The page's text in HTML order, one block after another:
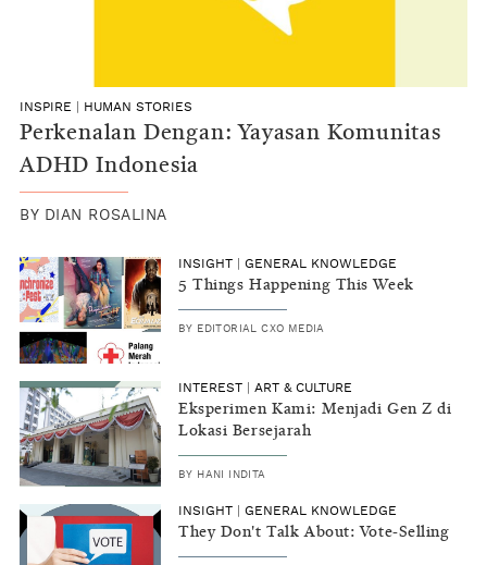
INSPIRE HUMAN STORIES
Perkenalan Dengan: Yayasan Komunitas
ADHD Indonesia
BY DIAN ROSALINA
INSIGHT GENERAL KNOWLEDGE
5 Things Happening This Week
BY EDITORIAL CXO MEDIA
INTEREST ART & CULTURE
Eksperimen Kami: Menjadi Gen Z di
Lokasi Bersejarah
BY HANI INDITA
INSIGHT GENERAL KNOWLEDGE
They Don't Talk About: Vote-Selling